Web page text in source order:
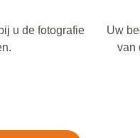
u de fotografie
Uw
van